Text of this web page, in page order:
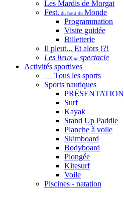
Les Mardis de Morgat
Fest. du bout du Monde
Programmation
Visite guidée
Billetterie
Il pleut... Et alors !?!
Les lieux despectacle
Activités sportives
Tous les sports
Sports nautiques
PRÉSENTATION
Surf
Kayak
Stand Up Paddle
Planche à voile
Skimboard
Bodyboard
Plongée
Kitesurf
Voile
Piscines - natation